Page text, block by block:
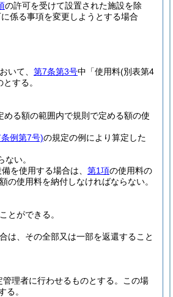
の許可を受けて設置された施設を除
係る事項を変更しようとする場合
いて、 第7条第3号中「使用料(別表第4
する。
める額の範囲内で規則で定める額の使
例第7号)の規定の例により算定した
い。
を使用する場合は、 第1項の使用料の
の使用料を納付しなければならない。
とができる。
は、その全部又は一部を返還すること
理者に行わせるものとする。
この場
る。